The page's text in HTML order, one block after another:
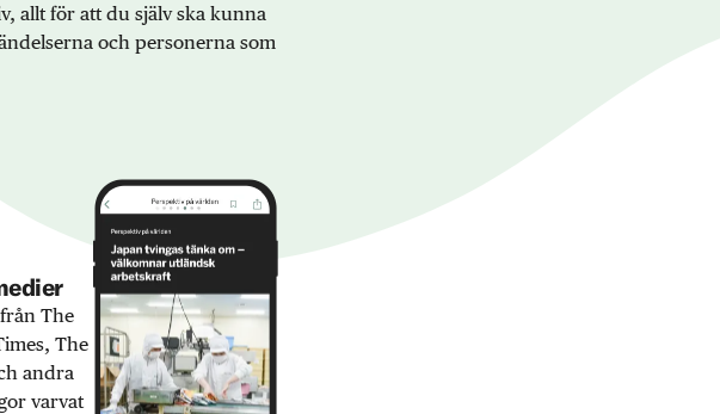
allt för att du själv ska kunna
och personerna som
The
The
andra
varvat